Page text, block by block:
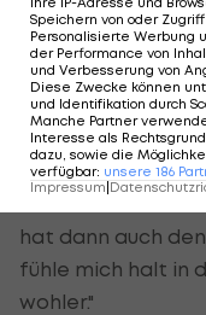
war und die
ausgelegt haben."
In der zweiten
funktioniert, dass
Weg in die
hat dann auch den
fühle mich halt in
wohler."
Speichern von oder
Personalisierte Werbung
der Performance von
und Verbesserung von
Diese Zwecke können
und Identifikation durch
Manche Partner
Interesse als
dazu, sowie die
verfügbar: unsere 186
Impressum